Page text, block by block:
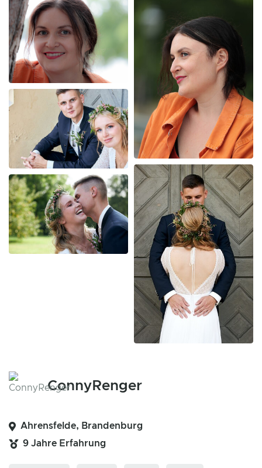
ConnyRenger
Ahrensfelde, Brandenburg
9 Jahre Erfahrung